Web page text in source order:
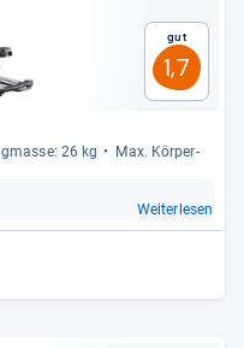
Gut
1,7
26 kg
Max. Kör­per­
Weiterlesen